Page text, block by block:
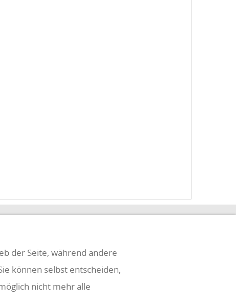
der Seite, während andere
können selbst entscheiden,
nicht mehr alle